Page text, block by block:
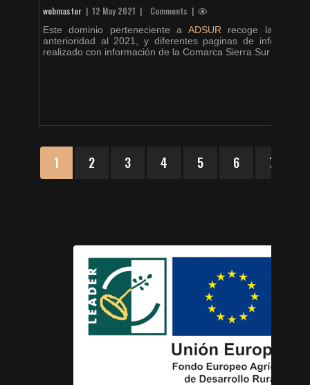
webmaster | 12 May 2021 | Comments |
Este dominio perteneciente a ADSUR recoge las
anterioridad al 2021, y diferentes paginas de
realizado con información de la Comarca Sierra Sur de
1 2 3 4 5 6 7